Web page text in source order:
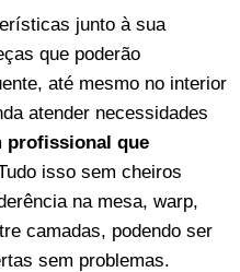
junto à sua
que poderão
até mesmo no interior
atender necessidades
profissional que
isso sem cheiros
na mesa, warp,
camadas, podendo ser
sem problemas.